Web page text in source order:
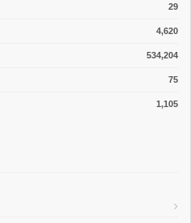
29
4,620
534,204
75
1,105